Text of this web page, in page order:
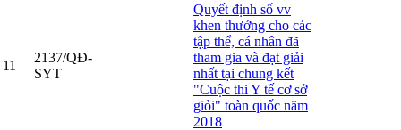
11
2137/QĐ-
SYT
Quyết định số vv
khen thưởng cho các
tập thể, cá nhân đã
tham gia và đạt giải
nhất tại chung kết
"Cuộc thi Y tế cơ sở
giỏi" toàn quốc năm
2018